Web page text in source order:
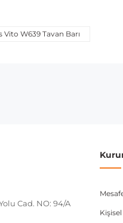
aynı model yılı içerisinde
Vito W639 Tavan Barı
Cad. NO: 94/A